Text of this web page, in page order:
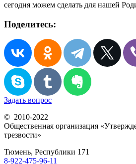
сегодня можем сделать для нашей
Поделитесь:
Задать вопрос
© 2010-2022
Общественная организация
трезвости»
Тюмень, Республики 171
8-922-475-96-11